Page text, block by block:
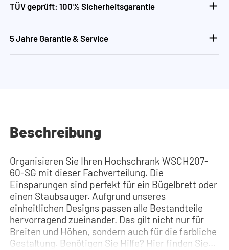
TÜV geprüft: 100% Sicherheitsgarantie
5 Jahre Garantie & Service
Beschreibung
Organisieren Sie Ihren Hochschrank WSCH207-
60-SG mit dieser Fachverteilung. Die
Einsparungen sind perfekt für ein Bügelbrett oder
einen Staubsauger. Aufgrund unseres
einheitlichen Designs passen alle Bestandteile
hervorragend zueinander. Das gilt nicht nur für
Breiten und Höhen, sondern auch für die farbliche
Gestaltung. Benötigen Sie Hilfe? Hier finden Sie